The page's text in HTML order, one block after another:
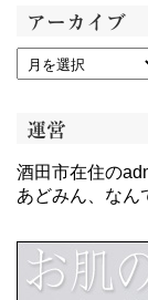
アーカイブ
運営
酒田市在住の
あどみん、なん